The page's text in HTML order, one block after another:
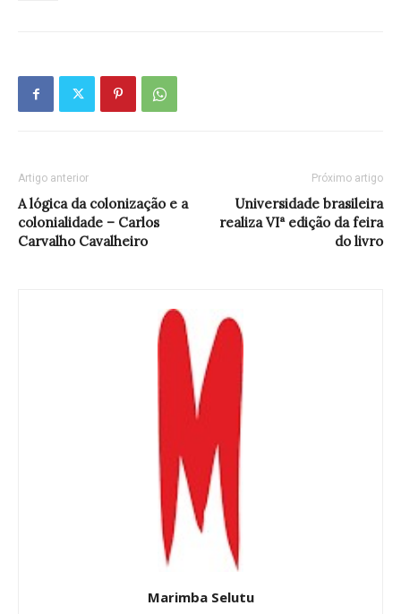
Artigo anterior
A lógica da colonização e a
colonialidade – Carlos
Carvalho Cavalheiro
Próximo artigo
Universidade brasileira
realiza VIª edição da feira
do livro
Marimba Selutu